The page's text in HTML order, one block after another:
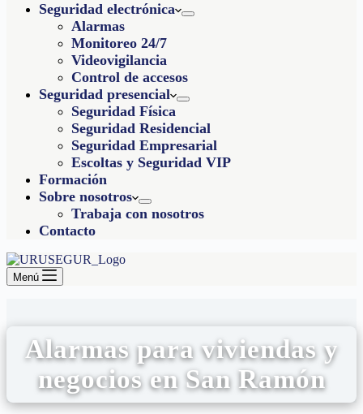
Seguridad electrónica
Alarmas
Monitoreo 24/7
Videovigilancia
Control de accesos
Seguridad presencial
Seguridad Física
Seguridad Residencial
Seguridad Empresarial
Escoltas y Seguridad VIP
Formación
Sobre nosotros
Trabaja con nosotros
Contacto
Menú
Alarmas para viviendas y
negocios en San Ramón